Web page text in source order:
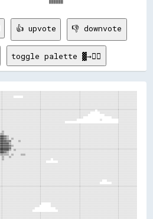
👍 upvote 👎 downvote
toggle palette ▓→✊🏽